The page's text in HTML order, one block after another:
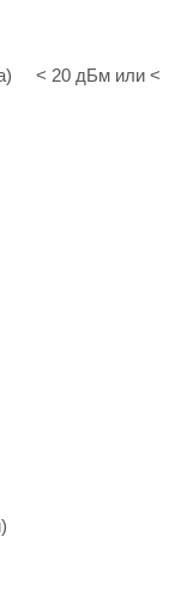
< 20 дБм или <